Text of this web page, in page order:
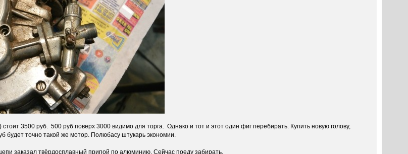
3500 руб. 500 руб поверх 3000 видимо для торга. Однако и тот и этот один фиг перебирать. Купить новую голову,
будет точно такой же мотор. Полюбасу штукарь экономии.
заказал твёрдосплавный припой по алюминию. Сейчас поеду забирать.